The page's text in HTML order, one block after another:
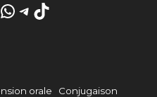
WhatsApp
Telegram
TikTok
orale
Conjugaison